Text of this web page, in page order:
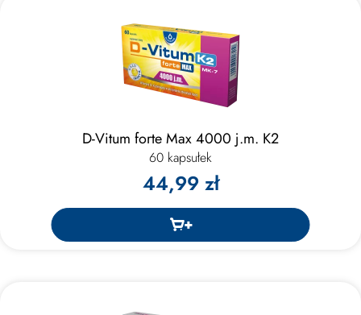
D-Vitum forte Max 4000 j.m. K2
60 kapsułek
44,99 zł